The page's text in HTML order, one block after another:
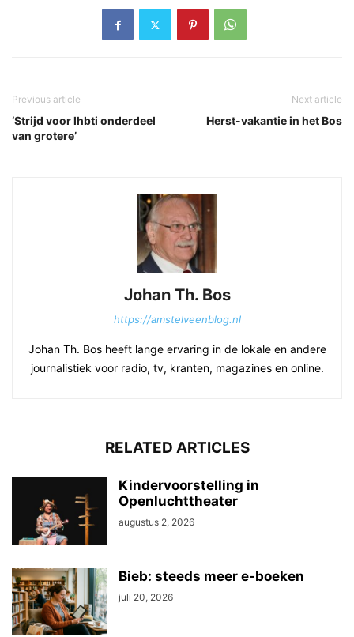
Previous article
‘Strijd voor lhbti onderdeel
van grotere’
Next article
Herst-vakantie in het Bos
Johan Th. Bos
https://amstelveenblog.nl
Johan Th. Bos heeft lange ervaring in de lokale en andere
journalistiek voor radio, tv, kranten, magazines en online.
RELATED ARTICLES
Kindervoorstelling in
Openluchttheater
augustus 2, 2026
Bieb: steeds meer e-boeken
juli 20, 2026